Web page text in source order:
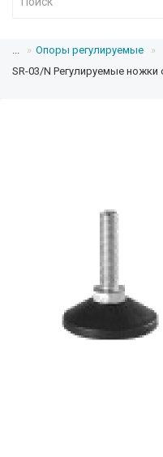
Опоры регулируемые
SR-03/N Регулируемые